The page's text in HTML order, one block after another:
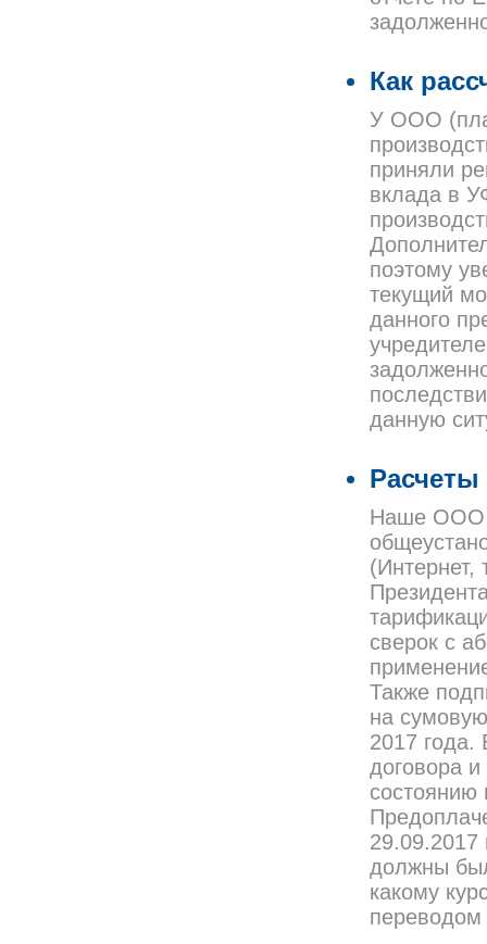
Как
У ООО
приняли
вклада в
поэтому
текущий
данного
данную
Расчеты
Наше ООО
(Интернет,
сверок с
Также
на
2017 года.
договора
состоянию
29.09.2017
должны
какому